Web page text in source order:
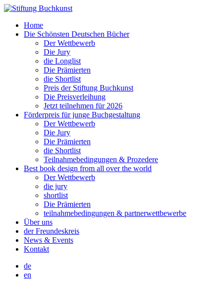
Home
Die Schönsten Deutschen Bücher
Der Wettbewerb
Die Jury
die Longlist
Die Prämierten
die Shortlist
Preis der Stiftung Buchkunst
Die Preisverleihung
Jetzt teilnehmen für 2026
Förderpreis für junge Buchgestaltung
Der Wettbewerb
Die Jury
Die Prämierten
die Shortlist
Teilnahmebedingungen & Prozedere
Best book design from all over the world
Der Wettbewerb
die jury
shortlist
Die Prämierten
teilnahmebedingungen & partnerwettbewerbe
Über uns
der Freundeskreis
News & Events
Kontakt
de
en